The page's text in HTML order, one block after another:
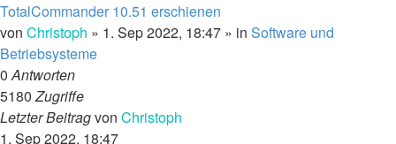
TotalCommander 10.51 erschienen
von Christoph » 1. Sep 2022, 18:47 » in Software und
Betriebsysteme
0Antworten
5180Zugriffe
Letzter Beitragvon Christoph
1. Sep 2022, 18:47